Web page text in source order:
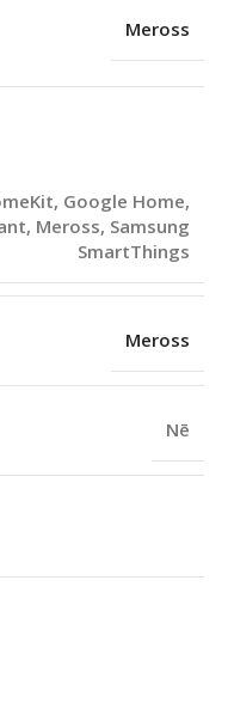
Meross
, Google Home,
, Meross, Samsung
SmartThings
Meross
Nē